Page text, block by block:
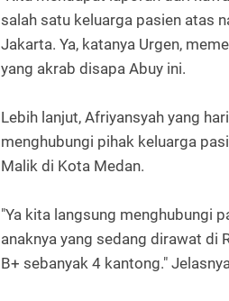
salah satu keluarga pasien atas
Jakarta. Ya, katanya Urgen,
yang akrab disapa Abuy ini.
Lebih lanjut, Afriyansyah yang
menghubungi pihak keluarga
Malik di Kota Medan.
"Ya kita langsung menghubungi
anaknya yang sedang dirawat di
B+ sebanyak 4 kantong."